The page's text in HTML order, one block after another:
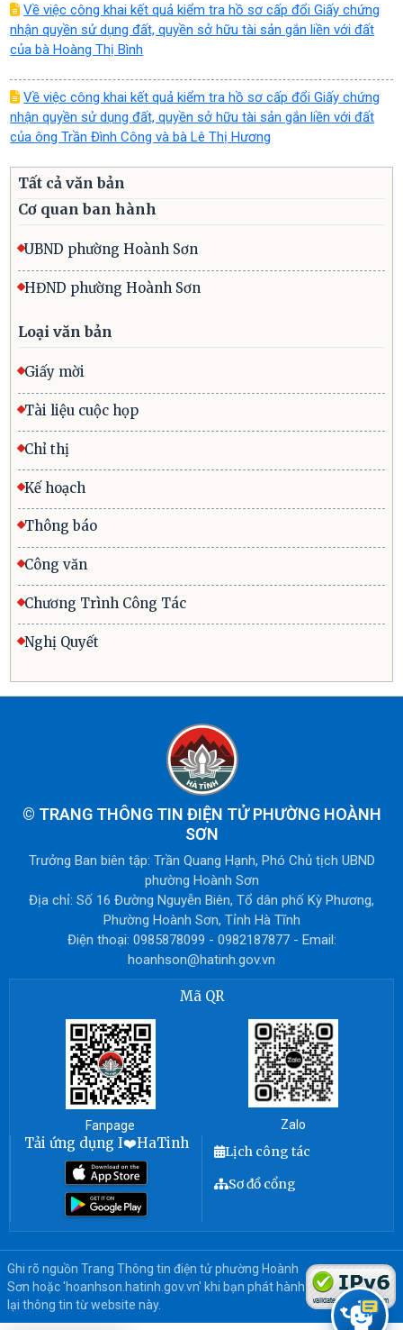
Về việc công khai kết quả kiểm tra hồ sơ cấp đổi Giấy chứng
nhận quyền sử dụng đất, quyền sở hữu tài sản gắn liền với đất
của bà Hoàng Thị Bình
Về việc công khai kết quả kiểm tra hồ sơ cấp đổi Giấy chứng
nhận quyền sử dụng đất, quyền sở hữu tài sản gắn liền với đất
của ông Trần Đình Công và bà Lê Thị Hương
Tất cả văn bản
Cơ quan ban hành
UBND phường Hoành Sơn
HĐND phường Hoành Sơn
Loại văn bản
Giấy mời
Tài liệu cuộc họp
Chỉ thị
Kế hoạch
Thông báo
Công văn
Chương Trình Công Tác
Nghị Quyết
© TRANG THÔNG TIN ĐIỆN TỬ PHƯỜNG HOÀNH
SƠN
Trưởng Ban biên tập: Trần Quang Hạnh, Phó Chủ tịch UBND
phường Hoành Sơn
Địa chỉ: Số 16 Đường Nguyễn Biên, Tổ dân phố Kỳ Phương,
Phường Hoành Sơn, Tỉnh Hà Tĩnh
Điện thoại: 0985878099 - 0982187877 - Email:
hoanhson@hatinh.gov.vn
Mã QR
Fanpage Zalo
Tải ứng dụng I❤️HaTinh
Lịch công tác
Sơ đồ cổng
Ghi rõ nguồn Trang Thông tin điện tử phường Hoành
Sơn hoặc 'hoanhson.hatinh.gov.vn' khi bạn phát hành
lại thông tin từ website này.